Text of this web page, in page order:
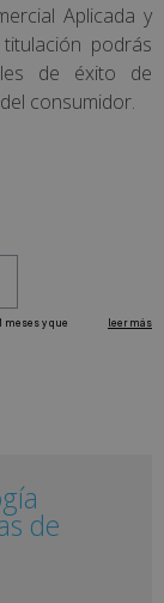
Aplicada y
podrás
de éxito de
consumidor.
de